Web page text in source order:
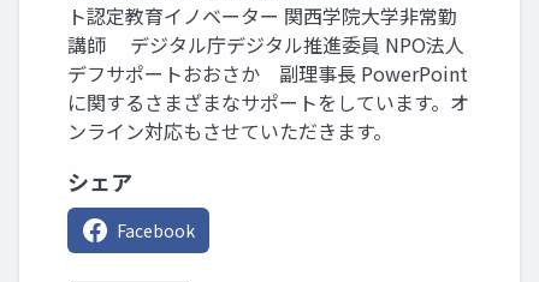
ト認定教育イノベーター 関西学院大学非常勤
講師 デジタル庁デジタル推進委員 NPO法人
デフサポートおおさか 副理事長 PowerPoint
に関するさまざまなサポートをしています。オ
ンライン対応もさせていただきます。
シェア
Facebook